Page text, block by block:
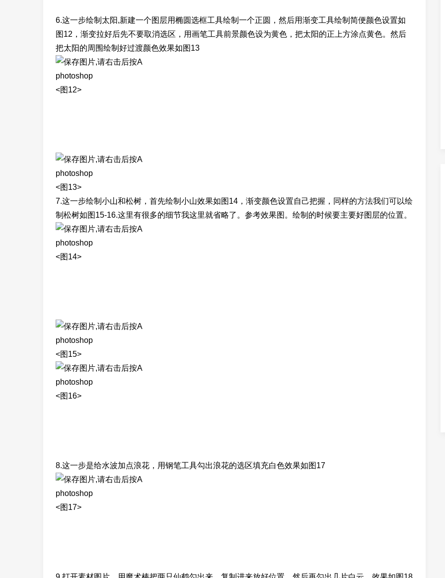
6.这一步绘制太阳,新建一个图层用椭圆选框工具绘制一个正圆，然后用渐变工具绘制简便颜色设置如
图12，渐变拉好后先不要取消选区，用画笔工具前景颜色设为黄色，把太阳的正上方涂点黄色。然后
把太阳的周围绘制好过渡颜色效果如图13
photoshop
<图12>
photoshop
<图13>
7.这一步绘制小山和松树，首先绘制小山效果如图14，渐变颜色设置自己把握，同样的方法我们可以绘
制松树如图15-16.这里有很多的细节我这里就省略了。参考效果图。绘制的时候要主要好图层的位置。
photoshop
<图14>
photoshop
<图15>
photoshop
<图16>
8.这一步是给水波加点浪花，用钢笔工具勾出浪花的选区填充白色效果如图17
photoshop
<图17>